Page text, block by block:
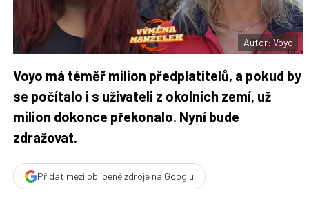
e
b
o
o
k
i
Autor: Voyo
Voyo má téměř milion předplatitelů, a pokud by
se počítalo i s uživateli z okolních zemí, už
milion dokonce překonalo. Nyní bude
zdražovat.
Přidat mezi oblíbené zdroje na Googlu